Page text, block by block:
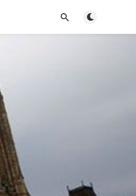
Toggle dark